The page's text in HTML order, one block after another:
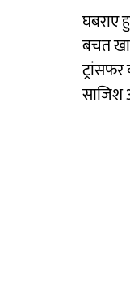
घबराए
बचत
साजिश